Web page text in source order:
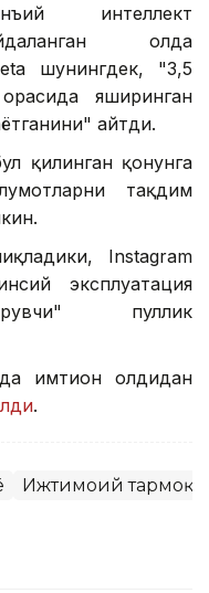
интеллект
ҳолда
шунингдек, "3,5
яширинган
айтди.
қилинган қонунга
тақдим
Instagram
эксплуатация
пуллик
имтиҳон олдидан
.
Ижтимоий